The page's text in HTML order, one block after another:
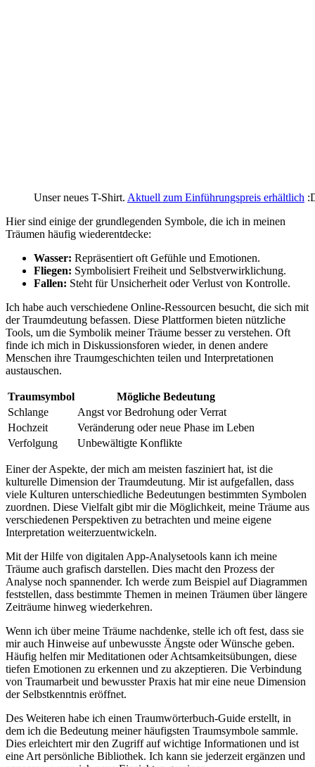
Unser neues T-Shirt. Aktuell zum Einführungspreis erhältlich
Hier sind einige der grundlegenden Symbole,‍ die ich in meinen
⁢Träumen häufig wiederentdecke:
Wasser: Repräsentiert oft Gefühle und Emotionen.
Fliegen: ​Symbolisiert Freiheit und Selbstverwirklichung.
Fallen: Steht für Unsicherheit oder ⁣Verlust von Kontrolle.
Ich habe⁣ auch ‌verschiedene Online-Ressourcen‍ besucht, die sich mit
der Traumdeutung befassen.⁤ Diese⁤ Plattformen‍ bieten nützliche
Tools, um die Symbolik meiner ‍Träume besser zu verstehen. Oft
finde ich mich‍ in ‍Diskussionsforen wieder, in‍ denen andere
Menschen⁢ ihre Traumgeschichten teilen und Interpretationen
austauschen.
Traumsymbol
Mögliche Bedeutung
Schlange
Angst vor Bedrohung ‍oder ​Verrat
Hochzeit
Veränderung oder neue ⁤Phase im Leben
Verfolgung
Unbewältigte ​Konflikte
Einer der Aspekte, der mich ‍am meisten fasziniert hat, ist die
kulturelle Dimension der Traumdeutung. Mir ist aufgefallen, dass
viele Kulturen unterschiedliche Bedeutungen bestimmten Symbolen
zuordnen. Diese Vielfalt gibt mir die Möglichkeit, meine Träume aus‌
verschiedenen Perspektiven zu betrachten und⁣ meine eigene
Interpretation ⁢weiterzuentwickeln.
Mit der ​Hilfe von digitalen App-Analysetools kann⁢ ich meine
Träume ‍auch grafisch darstellen. Dies⁣ macht‌ den ‍Prozess der
Analyse noch spannender. Ich werde zum Beispiel auf Diagrammen
feststellen, dass⁢ bestimmte Themen in meinen Träumen über längere
Zeiträume hinweg wiederkehren.
Wenn ich über meine Träume nachdenke, stelle ich oft fest, dass⁣ sie⁤
mir auch Hinweise auf​ unbewusste Ängste oder Wünsche geben.
Häufig helfen mir Meditationen ‌oder Achtsamkeitsübungen, diese
tiefen Emotionen zu⁢ erkennen und ⁤zu akzeptieren. Die Verbindung
von Traumarbeit und bewusster ⁣Praxis hat mir eine‌ neue ‌Dimension
⁣der Selbstkenntnis eröffnet.
Des Weiteren habe ⁣ich einen ​Traumwörterbuch-Guide erstellt, in‌
dem ⁤ich die ‌Bedeutung meiner häufigsten Traumsymbole sammle.‌
Dies⁣ erleichtert mir den Zugriff auf wichtige Informationen und⁢ ist
eine Art persönliche Bibliothek. Ich kann sie jederzeit ergänzen und